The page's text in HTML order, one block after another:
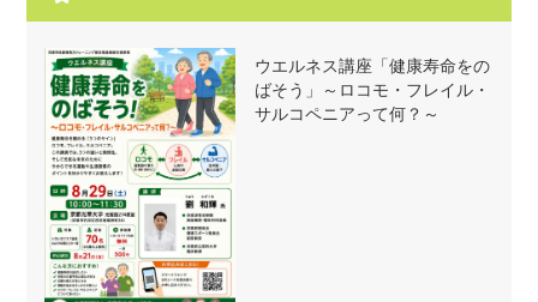
ウエルネス講座「健康寿命をの
ばそう」～ロコモ・フレイル・
サルコペニアって何？～